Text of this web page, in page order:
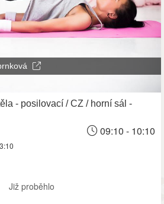
- posilovací / CZ / horní sál -
09:10 - 10:10
Již proběhlo